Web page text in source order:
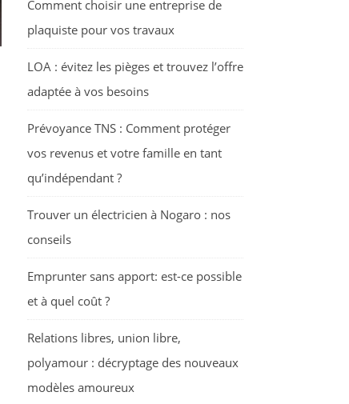
Comment choisir une entreprise de
plaquiste pour vos travaux
LOA : évitez les pièges et trouvez l’offre
adaptée à vos besoins
Prévoyance TNS : Comment protéger
vos revenus et votre famille en tant
qu’indépendant ?
Trouver un électricien à Nogaro : nos
conseils
Emprunter sans apport: est-ce possible
et à quel coût ?
Relations libres, union libre,
polyamour : décryptage des nouveaux
modèles amoureux